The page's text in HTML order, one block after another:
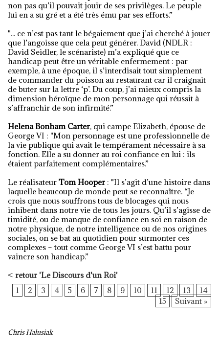
non pas qu’il pouvait jouir de ses privilèges. Le peuple
lui en a su gré et a été très ému par ses efforts.”
"... ce n’est pas tant le bégaiement que j’ai cherché à jouer
que l’angoisse que cela peut générer. David (NDLR :
David Seidler, le scénariste) m’a expliqué que ce
handicap peut être un véritable enfermement : par
exemple, à une époque, il s’interdisait tout simplement
de commander du poisson au restaurant car il craignait
de buter sur la lettre ‘p’. Du coup, j’ai mieux compris la
dimension héroïque de mon personnage qui réussit à
s’affranchir de son infirmité.”
Helena Bonham Carter, qui campe Elizabeth, épouse de
George VI : "Mon personnage est une professionnelle de
la vie publique qui avait le tempérament nécessaire à sa
fonction. Elle a su donner au roi confiance en lui : ils
étaient parfaitement complémentaires.”
Le réalisateur Tom Hooper : "Il s’agit d’une histoire dans
laquelle beaucoup de monde peut se reconnaître. “Je
crois que nous souffrons tous de blocages qui nous
inhibent dans notre vie de tous les jours. Qu’il s’agisse de
timidité, ou de manque de confiance en soi en raison de
notre physique, de notre intelligence ou de nos origines
sociales, on se bat au quotidien pour surmonter ces
complexes – tout comme George VI s’est battu pour
vaincre son handicap.”
< retour 'Le Discours d'un Roi'
1
2 3 4 5 6 7 8 9 10 11 12 13
14
15
Suivant »
Chris Halusiak